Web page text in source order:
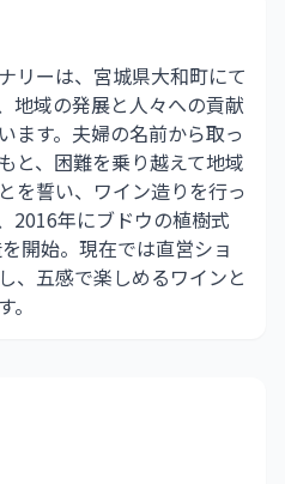
リーは、宮城県大和町にて
地域の発展と人々への貢献
ます。夫婦の名前から取っ
と、困難を乗り越えて地域
を誓い、ワイン造りを行っ
2016年にブドウの植樹式
開始。現在では直営ショ
、五感で楽しめるワインと